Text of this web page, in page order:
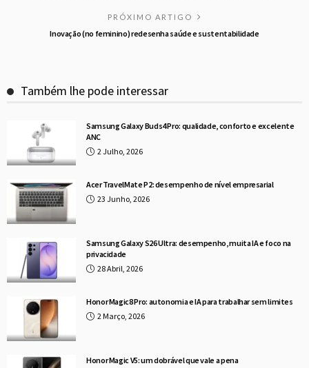
PRÓXIMO ARTIGO
Inovação (no feminino) redesenha saúde e sustentabilidade
Também lhe pode interessar
Samsung Galaxy Buds4 Pro: qualidade, conforto e excelente
ANC
2 Julho, 2026
Acer TravelMate P2: desempenho de nível empresarial
23 Junho, 2026
Samsung Galaxy S26 Ultra: desempenho, muita IA e foco na
privacidade
28 Abril, 2026
Honor Magic8 Pro: autonomia e IA para trabalhar sem limites
2 Março, 2026
Honor Magic V5: um dobrável que vale a pena